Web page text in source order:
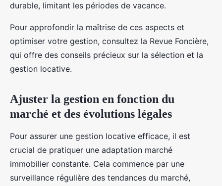
durable, limitant les périodes de vacance.
Pour approfondir la maîtrise de ces aspects et
optimiser votre gestion, consultez la Revue Foncière,
qui offre des conseils précieux sur la sélection et la
gestion locative.
Ajuster la gestion en fonction du
marché et des évolutions légales
Pour assurer une gestion locative efficace, il est
crucial de pratiquer une adaptation marché
immobilier constante. Cela commence par une
surveillance régulière des tendances du marché,